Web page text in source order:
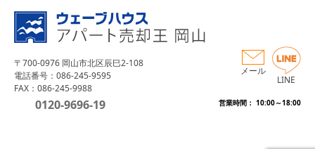
〒700-0976 岡山市北区辰巳2-108
電話番号：086-245-9595
FAX：086-245-9988
0120-9696-19 営業時間： 10:00～18:00
メール
LINE